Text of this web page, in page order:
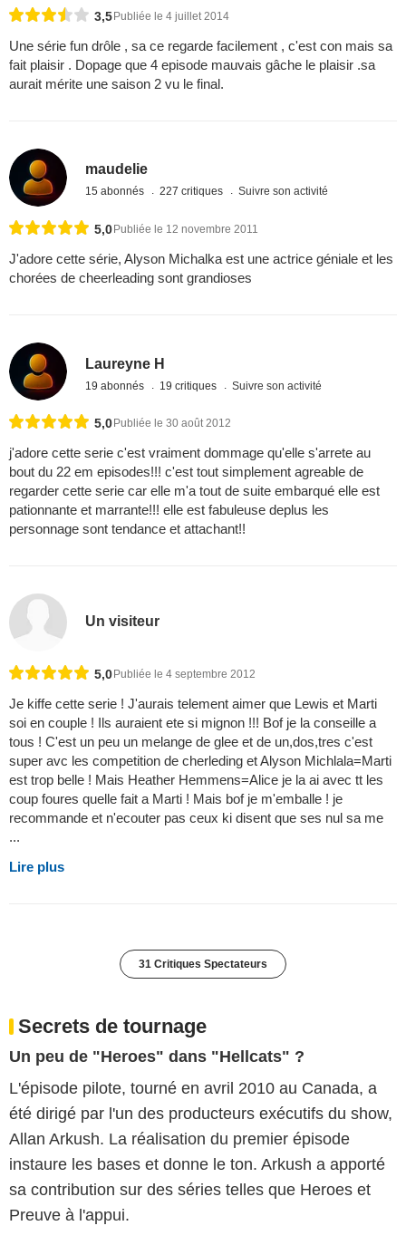
3,5Publiée le 4 juillet 2014
Une série fun drôle , sa ce regarde facilement , c'est con mais sa
fait plaisir . Dopage que 4 episode mauvais gâche le plaisir .sa
aurait mérite une saison 2 vu le final.
maudelie
15 abonnés 227 critiques Suivre son activité
5,0Publiée le 12 novembre 2011
J'adore cette série, Alyson Michalka est une actrice géniale et les
chorées de cheerleading sont grandioses
Laureyne H
19 abonnés 19 critiques Suivre son activité
5,0 Publiée le 30 août 2012
j'adore cette serie c'est vraiment dommage qu'elle s'arrete au
bout du 22 em episodes!!! c'est tout simplement agreable de
regarder cette serie car elle m'a tout de suite embarqué elle est
pationnante et marrante!!! elle est fabuleuse deplus les
personnage sont tendance et attachant!!
Un visiteur
5,0 Publiée le 4 septembre 2012
Je kiffe cette serie ! J'aurais telement aimer que Lewis et Marti
soi en couple ! Ils auraient ete si mignon !!! Bof je la conseille a
tous ! C'est un peu un melange de glee et de un,dos,tres c'est
super avc les competition de cherleding et Alyson Michlala=Marti
est trop belle ! Mais Heather Hemmens=Alice je la ai avec tt les
coup foures quelle fait a Marti ! Mais bof je m'emballe ! je
recommande et n'ecouter pas ceux ki disent que ses nul sa me
...
Lire plus
31 Critiques Spectateurs
Secrets de tournage
Un peu de "Heroes" dans "Hellcats" ?
L'épisode pilote, tourné en avril 2010 au Canada, a
été dirigé par l'un des producteurs exécutifs du show,
Allan Arkush. La réalisation du premier épisode
instaure les bases et donne le ton. Arkush a apporté
sa contribution sur des séries telles que Heroes et
Preuve à l'appui.